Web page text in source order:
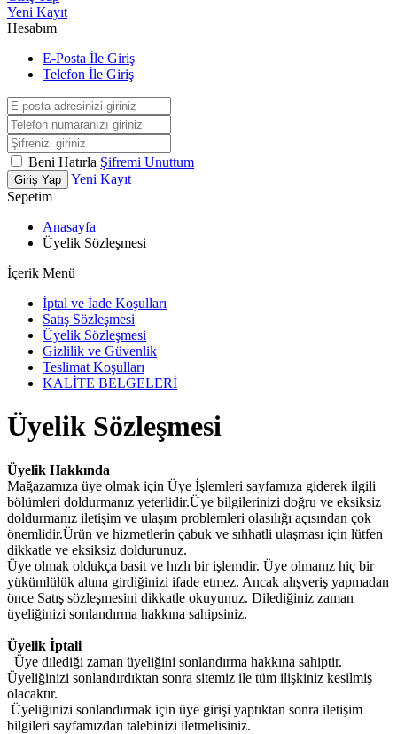
Yeni Kayıt
Hesabım
E-Posta İle Giriş
Telefon İle Giriş
Beni Hatırla Şifremi Unuttum
Giriş Yap
Yeni Kayıt
Sepetim
Anasayfa
Üyelik Sözleşmesi
İçerik Menü
İptal ve İade Koşulları
Satış Sözleşmesi
Üyelik Sözleşmesi
Gizlilik ve Güvenlik
Teslimat Koşulları
KALİTE BELGELERİ
Üyelik Sözleşmesi
Üyelik Hakkında
Mağazamıza üye olmak için Üye İşlemleri sayfamıza giderek ilgili
bölümleri doldurmanız yeterlidir.Üye bilgilerinizi doğru ve eksiksiz
doldurmanız iletişim ve ulaşım problemleri olasılığı açısından çok
önemlidir.Ürün ve hizmetlerin çabuk ve sıhhatli ulaşması için lütfen
dikkatle ve eksiksiz doldurunuz.
Üye olmak oldukça basit ve hızlı bir işlemdir. Üye olmanız hiç bir
yükümlülük altına girdiğinizi ifade etmez. Ancak alışveriş yapmadan
önce Satış sözleşmesini dikkatle okuyunuz. Dilediğiniz zaman
üyeliğinizi sonlandırma hakkına sahipsiniz.
Üyelik İptali
Üye dilediği zaman üyeliğini sonlandırma hakkına sahiptir.
Üyeliğinizi sonlandırdıktan sonra sitemiz ile tüm ilişkiniz kesilmiş
olacaktır.
Üyeliğinizi sonlandırmak için üye girişi yaptıktan sonra iletişim
bilgileri sayfamızdan talebinizi iletmelisiniz.